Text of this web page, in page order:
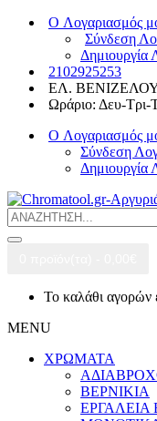
O Λογαριασμός
Σύνδεση
Δημιουργία
2102925253
ΕΛ. ΒΕΝΙΖΕΛΟΥ
Ωράριο: Δευ-
O Λογαριασμός
Σύνδεση
Δημιουργία
Το καλάθι αγορών
MENU
ΧΡΩΜΑΤΑ
ΒΕΡΝΙΚΙΑ
ΕΡΓΑΛΕΙΑ